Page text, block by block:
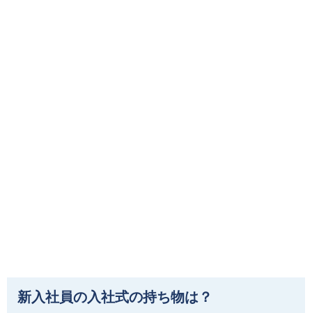
新入社員の入社式の持ち物は？